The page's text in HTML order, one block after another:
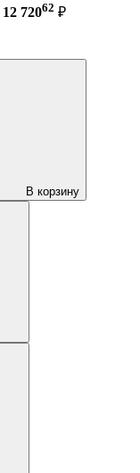
12 72062 ₽
В корзину